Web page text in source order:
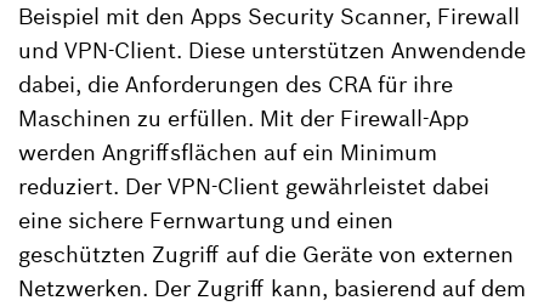
Beispiel mit den Apps Security Scanner, Firewall
und VPN-Client. Diese unterstützen Anwendende
dabei, die Anforderungen des CRA für ihre
Maschinen zu erfüllen. Mit der Firewall-App
werden Angriffsflächen auf ein Minimum
reduziert. Der VPN-Client gewährleistet dabei
eine sichere Fernwartung und einen
geschützten Zugriff auf die Geräte von externen
Netzwerken. Der Zugriff kann, basierend auf dem